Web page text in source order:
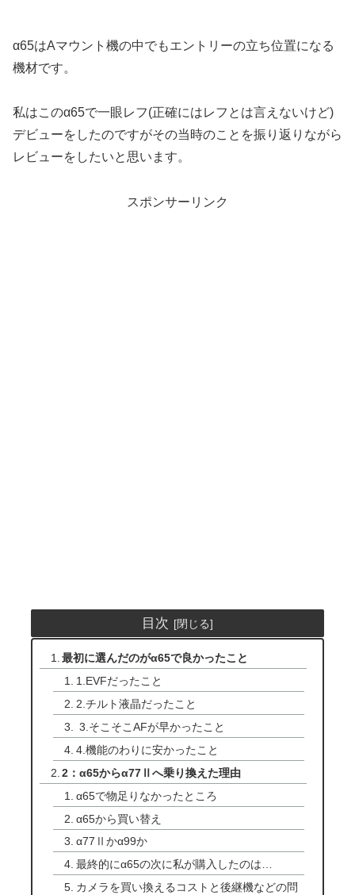
α65はAマウント機の中でもエントリーの立ち位置になる
機材です。
私はこのα65で一眼レフ(正確にはレフとは言えないけど)
デビューをしたのですがその当時のことを振り返りながら
レビューをしたいと思います。
スポンサーリンク
目次
最初に選んだのがα65で良かったこと
1.EVFだったこと
2.チルト液晶だったこと
3.そこそこAFが早かったこと
4.機能のわりに安かったこと
2：α65からα77Ⅱへ乗り換えた理由
α65で物足りなかったところ
α65から買い替え
α77Ⅱかα99か
最終的にα65の次に私が購入したのは…
カメラを買い換えるコストと後継機などの問